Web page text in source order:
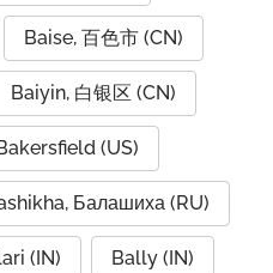
Baise, 百色市 (CN)
Baiyin, 白银区 (CN)
(US)
Балашиха (RU)
(IN) Bally (IN)